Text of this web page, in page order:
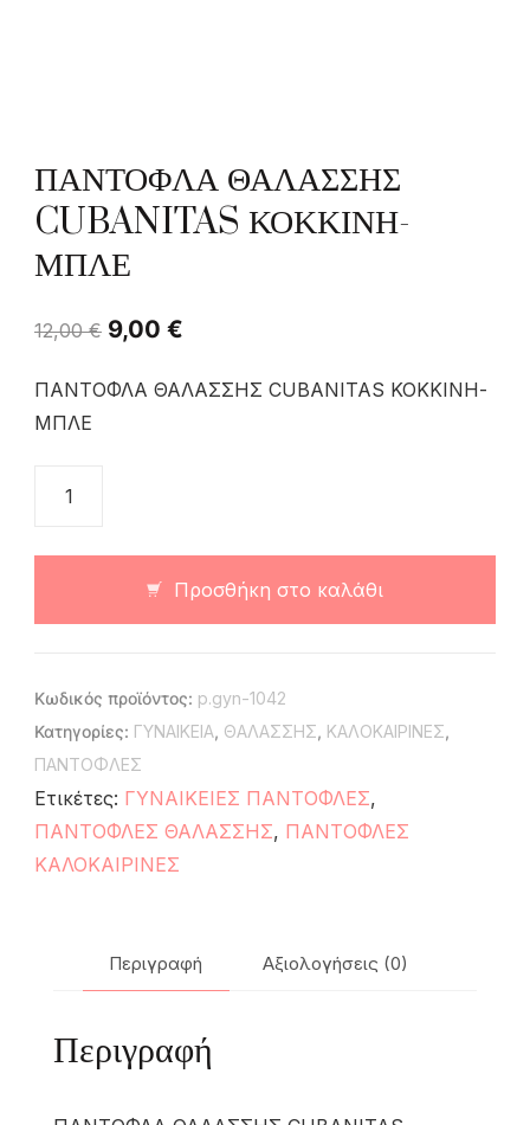
ΠΑΝΤΟΦΛΑ ΘΑΛΑΣΣΗΣ
CUBANITAS ΚΟΚΚΙΝΗ-
ΜΠΛΕ
12,00€ 9,00 €
ΠΑΝΤΟΦΛΑ ΘΑΛΑΣΣΗΣ CUBANITAS ΚΟΚΚΙΝΗ-
ΜΠΛΕ
Προσθήκη στο καλάθι
Κωδικός προϊόντος: p.gyn-1042
Κατηγορίες: ΓΥΝΑΙΚΕΙΑ, ΘΑΛΑΣΣΗΣ, ΚΑΛΟΚΑΙΡΙΝΕΣ,
ΠΑΝΤΟΦΛΕΣ
Ετικέτες: ΓΥΝΑΙΚΕΙΕΣ ΠΑΝΤΟΦΛΕΣ,
ΠΑΝΤΟΦΛΕΣ ΘΑΛΑΣΣΗΣ, ΠΑΝΤΟΦΛΕΣ
ΚΑΛΟΚΑΙΡΙΝΕΣ
Περιγραφή Αξιολογήσεις (0)
Περιγραφή